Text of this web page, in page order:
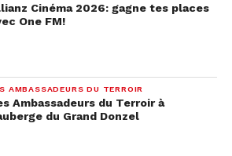
Cinéma 2026: gagne tes places
One FM!
AMBASSADEURS DU TERROIR
Ambassadeurs du Terroir à
du Grand Donzel